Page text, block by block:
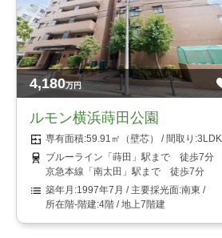
4,180万円
ルモン横浜蒔田公園
59.91㎡（壁芯）
3LDK
ブルーライン「蒔田」駅まで 徒歩7分
京急本線「南太田」駅まで 徒歩7分
1997年7月
南東
4階 / 地上7階建